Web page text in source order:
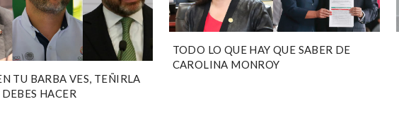
TU BARBA VES, TEÑIRLA
DEBES HACER
TODO LO QUE HAY QUE SABER DE
CAROLINA MONROY